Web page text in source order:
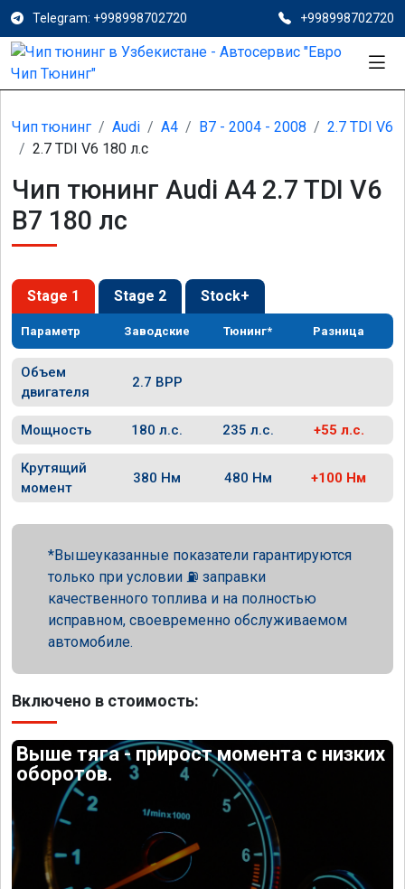
Telegram: +998998702720 +998998702720
Чип тюнинг Audi A4 B7 - 2004 - 2008
2.7 TDI V6
2.7 TDI V6 180 л.с
Чип тюнинг Audi A4 2.7 TDI V6
B7 180 лс
Stage 1 Stage 2 Stock+
Параметр Заводские Тюнинг* Разница
Объем
двигателя
2.7 BPP
Мощность 180 л.с. 235 л.с. +55 л.с.
Крутящий
момент
380 Нм 480 Нм +100 Нм
Вышеуказанные показатели гарантируются
только при условии ⛽ заправки
качественного топлива и на полностью
исправном, своевременно обслуживаемом
автомобиле.
Включено в стоимость:
Выше тяга - прирост момента с низких
оборотов.